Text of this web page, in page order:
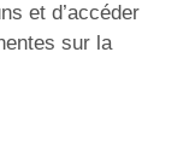
et d’accéder
sur la